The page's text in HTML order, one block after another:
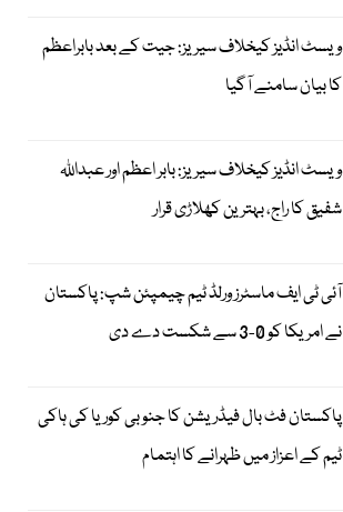
ویسٹ انڈیز کیخلاف سیریز: جیت کے بعد بابراعظم
کا بیان سامنے آگیا
ویسٹ انڈیز کیخلاف سیریز: بابر اعظم اور عبداللہ
شفیق کا راج، بہترین کھلاڑی قرار
آئی ٹی ایف ماسٹرز ورلڈ ٹیم چیمپئن شپ: پاکستان
نے امریکا کو 0-3 سے شکست دے دی
پاکستان فٹ بال فیڈریشن کا جنوبی کوریا کی ہاکی
ٹیم کے اعزاز میں ظہرانے کا اہتمام